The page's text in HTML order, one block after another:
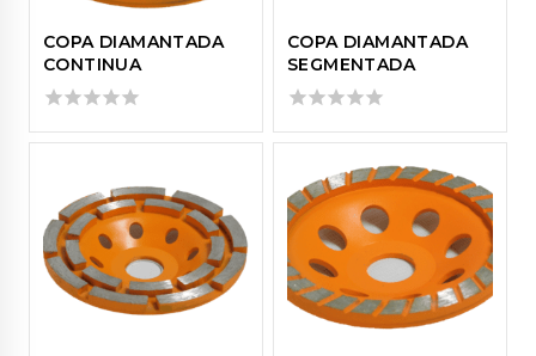
COPA DIAMANTADA
CONTINUA
0
out
COPA DIAMANTADA
SEGMENTADA
0
out
5